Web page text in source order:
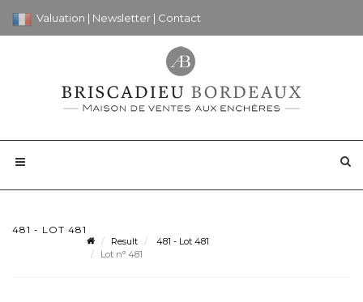
Valuation | Newsletter | Contact
481 - LOT 481
Result
481 - Lot 481
Lot n° 481